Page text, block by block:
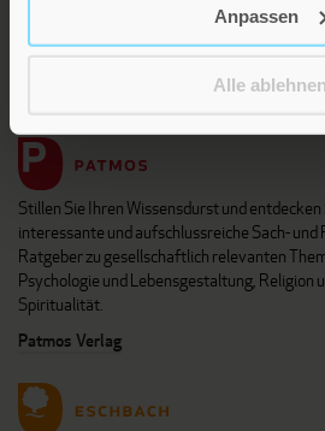
Anpassen
Alle ablehnen
Die Verlage der
Stillen Sie Ihren Wissensdurst und
interessante und aufschlussreiche Sach- und
Ratgeber zu gesellschaftlich relevanten
Psychologie und Lebensgestaltung, Religion
Spiritualität.
Patmos Verlag